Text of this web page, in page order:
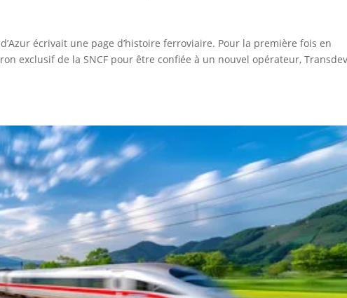
écrivait une page d’histoire ferroviaire. Pour la première fois en
exclusif de la SNCF pour être confiée à un nouvel opérateur,